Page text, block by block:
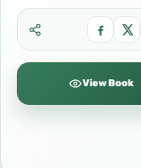
View Book